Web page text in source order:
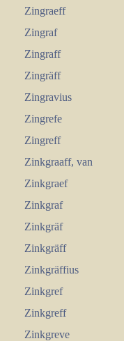
Zingraeff
Zingraf
Zingraff
Zingräff
Zingravius
Zingrefe
Zingreff
Zinkgraaff, van
Zinkgraef
Zinkgraf
Zinkgräf
Zinkgräff
Zinkgräffius
Zinkgref
Zinkgreff
Zinkgreve